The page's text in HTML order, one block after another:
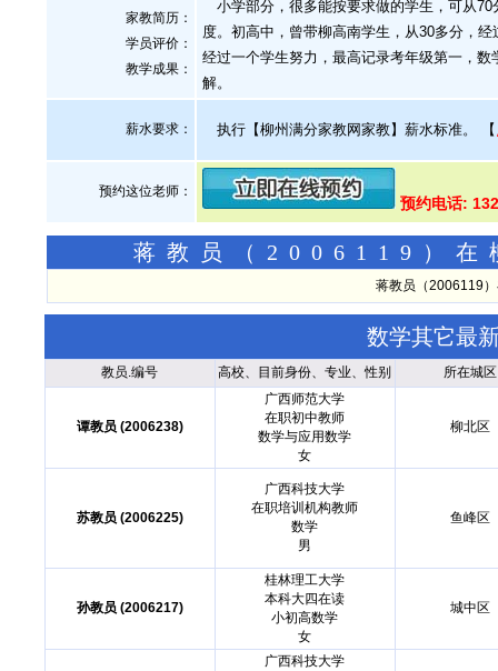
家教简历：
学员评价：
教学成果：
小学部分，很多能按要求做的学生，可从70
度。初高中，曾带柳高南学生，从30多分，
经过一个学生努力，最高记录考年级第一，
解。
薪水要求： 执行【柳州满分家教网家教】薪水标准。 【
预约这位老师：
预约电话:
蒋教员（2006119）在
蒋教员（2006119
数学其它最
教员.编号 高校、目前身份、专业、性别 所在城区
谭教员 (2006238)
广西师范大学
在职初中教师
数学与应用数学
女
柳北区
苏教员 (2006225)
广西科技大学
在职培训机构教师
数学
男
鱼峰区
孙教员 (2006217)
桂林理工大学
本科大四在读
小初高数学
女
城中区
广西科技大学